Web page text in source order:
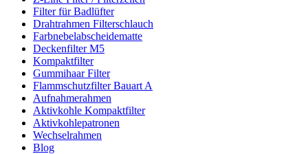
Filter für Badlüfter
Drahtrahmen Filterschlauch
Farbnebelabscheidematte
Deckenfilter M5
Kompaktfilter
Gummihaar Filter
Flammschutzfilter Bauart A
Aufnahmerahmen
Aktivkohle Kompaktfilter
Aktivkohlepatronen
Wechselrahmen
Blog